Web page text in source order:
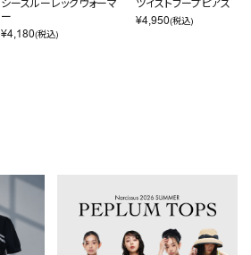
シースルーレッグウォーマ
ー
¥4,180(税込)
ツイストフープピアス
¥4,950(税込)